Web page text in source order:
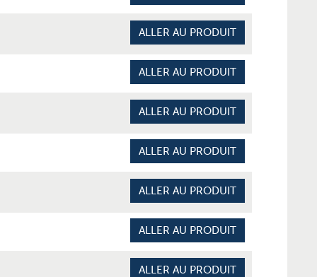
ALLER AU PRODUIT
ALLER AU PRODUIT
ALLER AU PRODUIT
ALLER AU PRODUIT
ALLER AU PRODUIT
ALLER AU PRODUIT
ALLER AU PRODUIT